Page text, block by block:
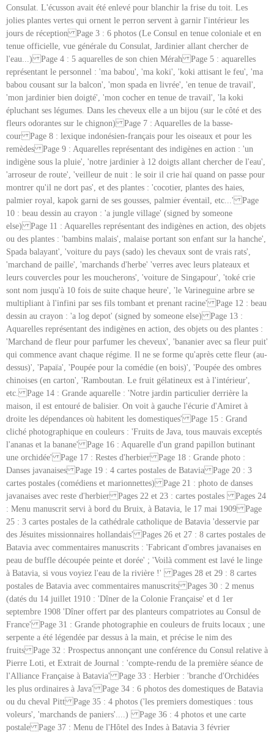
Consulat. L'écusson avait été enlevé pour blanchir la frise du toit. Les
jolies plantes vertes qui ornent le perron servent à garnir l'intérieur les
jours de réception Page 3 : 6 photos (Le Consul en tenue coloniale et en
tenue officielle, vue générale du Consulat, Jardinier allant chercher de
l'eau...) Page 4 : 5 aquarelles de son chien Mérah Page 5 : aquarelles
représentant le personnel : 'ma babou', 'ma koki', 'koki attisant le feu', 'ma
babou cousant sur la balcon', 'mon spada en livrée', 'en tenue de travail',
'mon jardinier bien doigté', 'mon cocher en tenue de travail', 'la koki
épluchant ses légumes. Dans les cheveux elle a un bijou (sur le côté et des
fleurs odorantes sur le chignon) Page 7 : Aquarelles de la basse-
cour Page 8 : lexique indonésien-français pour les oiseaux et pour les
remèdes Page 9 : Aquarelles représentant des indigènes en action : 'un
indigène sous la pluie', 'notre jardinier à 12 doigts allant chercher de l'eau',
'arroseur de route', 'veilleur de nuit : le soir il crie haï quand on passe pour
montrer qu'il ne dort pas', et des plantes : 'cocotier, plantes des haies,
palmier royal, kapok garni de ses gousses, palmier éventail, etc...' Page
10 : beau dessin au crayon : 'a jungle village' (signed by someone
else) Page 11 : Aquarelles représentant des indigènes en action, des objets
ou des plantes : 'bambins malais', malaise portant son enfant sur la hanche',
Spada balayant', 'voiture du pays (sado) les chevaux sont de vrais rats',
'marchand de paille', 'marchands d'herbe' 'verres avec leurs plateaux et
leurs couvercles pour les moucherons', 'voiture de Singapour', 'toké crie
sont nom jusqu'à 10 fois de suite chaque heure', 'le Varineguine arbre se
multipliant à l'infini par ses fils tombant et prenant racine' Page 12 : beau
dessin au crayon : 'a log depot' (signed by someone else) Page 13 :
Aquarelles représentant des indigènes en action, des objets ou des plantes :
'Marchand de fleur pour parfumer les cheveux', 'bananier avec sa fleur puit'
qui commence avant chaque régime. Il ne se forme qu'après cette fleur (au-
dessus)', 'Papaïa', 'Poupée pour la comédie (en bois)', 'Poupée des ombres
chinoises (en carton', 'Ramboutan. Le fruit gélatineux est à l'intérieur',
etc. Page 14 : Grande aquarelle : 'Notre jardin particulier derrière la
maison, il est entouré de balisier. On voit à gauche l'écurie d'Amiret à
droite les dépendances où habitent les domestiques' Page 15 : Grand
cliché photographique en couleurs : 'Fruits de Java, tous mauvais exceptés
l'ananas et la banane' Page 16 : Aquarelle d'un grand papillon butinant
une orchidée' Page 17 : Restes d'herbier Page 18 : Grande photo :
Danses javanaises Page 19 : 4 cartes postales de Batavia Page 20 : 3
cartes postales (comédiens et marionnettes) Page 21 : photo de danses
javanaises avec reste d'herbier Pages 22 et 23 : cartes postales Pages 24
: Menu manuscrit servi à bord du Bruix, à Batavia, le 17 mai 1909 Page
25 : 3 cartes postales de la cathédrale catholique de Batavia 'desservie par
des Jésuites missionnaires hollandais' Pages 26 et 27 : 8 cartes postales de
Batavia avec commentaires manuscrits : 'Fabricant d'ombres javanaises en
peau de buffle découpée peinte et dorée' ; 'Voilà comment est lavé le linge
à Batavia, si vous voyiez l'eau de la rivière !' Pages 28 et 29 : 8 cartes
postales de Batavia avec commentaires manuscrits Pages 30 : 2 menus
(datés du 14 juillet 1910 : 'Dîner de la Colonie Française' et d 1er
septembre 1908 'Dîner offert par des planteurs compatriotes au Consul de
France' Page 31 : Grande photographie en couleurs de fruits locaux ; une
serpente a été légendée par dessus à la main, et précise le nim des
fruits Page 32 : Prospectus annonçant une conférence du Consul relative à
Pierre Loti, et Extrait de Journal : 'compte-rendu de la première séance de
l'Alliance Française à Batavia' Page 33 : Herbier : 'branche d'Orchidées
les plus ordinaires à Java' Page 34 : 6 photos des domestiques de Batavia
ou du cheval Pitt Page 35 : 4 photos ('les premiers domestiques : tous
voleurs', 'marchands de paniers'....) Page 36 : 4 photos et une carte
postale Page 37 : Menu de l'Hôtel des Indes à Batavia 3 février